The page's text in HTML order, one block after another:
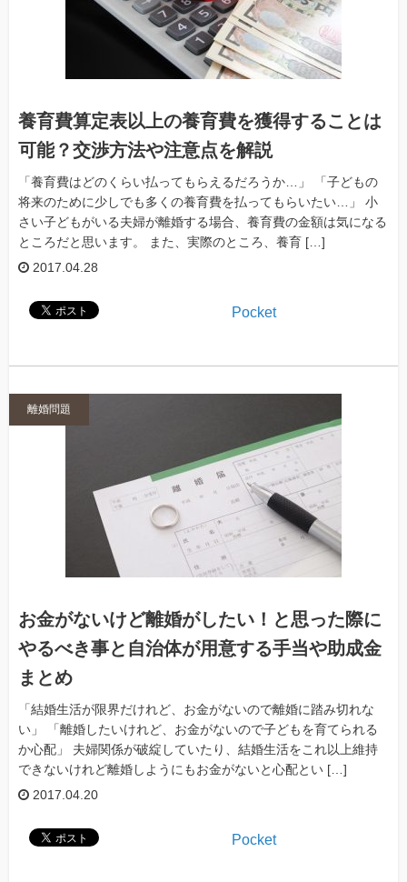
養育費算定表以上の養育費を獲得することは
可能？交渉方法や注意点を解説
「養育費はどのくらい払ってもらえるだろうか…」 「子どもの
将来のために少しでも多くの養育費を払ってもらいたい…」 小
さい子どもがいる夫婦が離婚する場合、養育費の金額は気になる
ところだと思います。 また、実際のところ、養育 […]
2017.04.28
Pocket
離婚問題
お金がないけど離婚がしたい！と思った際に
やるべき事と自治体が用意する手当や助成金
まとめ
「結婚生活が限界だけれど、お金がないので離婚に踏み切れな
い」 「離婚したいけれど、お金がないので子どもを育てられる
か心配」 夫婦関係が破綻していたり、結婚生活をこれ以上維持
できないけれど離婚しようにもお金がないと心配とい […]
2017.04.20
Pocket